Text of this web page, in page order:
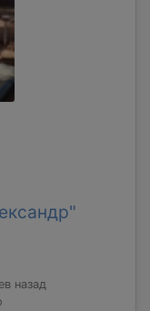
назад